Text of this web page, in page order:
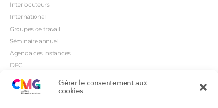
Gérer le consentement aux
cookies
Interlocuteurs
International
Groupes de travail
Séminaire annuel
Agenda des instances
DPC
Orientations prioritaires